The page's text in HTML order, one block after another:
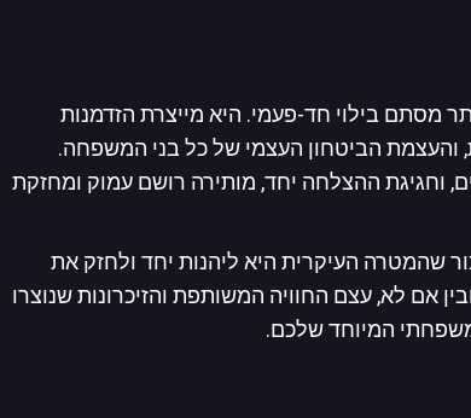
מסתם בילוי חד-פעמי. היא מייצרת הזדמנות
והעצמת הביטחון העצמי של כל בני המשפחה.
וחגיגת ההצלחה יחד, מותירה רושם עמוק ומחזקת
שהמטרה העיקרית היא ליהנות יחד ולחזק את
לא, עצם החוויה המשותפת והזיכרונות שנוצרו
המיוחד שלכם.